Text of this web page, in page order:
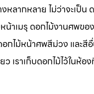
หลากหลาย ไม่ว่าจะเ
เมรุ ดอกไม้งานศพขอ
ไม้หน้าศพสีม่วง และสี
ว เราเก็บดอกไม้ไว้ใ